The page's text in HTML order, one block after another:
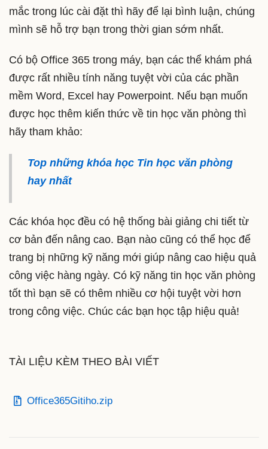
mắc trong lúc cài đặt thì hãy để lại bình luận, chúng
mình sẽ hỗ trợ bạn trong thời gian sớm nhất.
Có bộ Office 365 trong máy, bạn các thể khám phá
được rất nhiều tính năng tuyệt vời của các phần
mềm Word, Excel hay Powerpoint. Nếu bạn muốn
được học thêm kiến thức về tin học văn phòng thì
hãy tham khảo:
Top những khóa học Tin học văn phòng
hay nhất
Các khóa học đều có hệ thống bài giảng chi tiết từ
cơ bản đến nâng cao. Bạn nào cũng có thể học để
trang bị những kỹ năng mới giúp nâng cao hiệu quả
công việc hàng ngày. Có kỹ năng tin học văn phòng
tốt thì bạn sẽ có thêm nhiều cơ hội tuyệt vời hơn
trong công việc. Chúc các bạn học tập hiệu quả!
TÀI LIỆU KÈM THEO BÀI VIẾT
Office365Gitiho.zip